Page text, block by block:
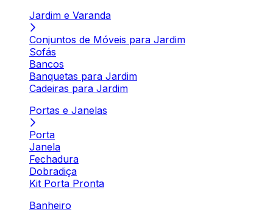
Jardim e Varanda
Conjuntos de Móveis para Jardim
Sofás
Bancos
Banquetas para Jardim
Cadeiras para Jardim
Portas e Janelas
Porta
Janela
Fechadura
Dobradiça
Kit Porta Pronta
Banheiro